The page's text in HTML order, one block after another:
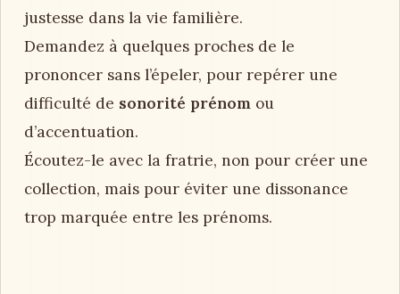
justesse dans la vie familière.
Demandez à quelques proches de le
prononcer sans l’épeler, pour repérer une
difficulté de sonorité prénom ou
d’accentuation.
Écoutez-le avec la fratrie, non pour créer une
collection, mais pour éviter une dissonance
trop marquée entre les prénoms.